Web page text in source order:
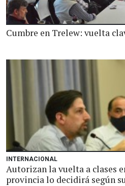
Cumbre en Trelew: vuelta
INTERNACIONAL
Autorizan la vuelta a clases
provincia lo decidirá según